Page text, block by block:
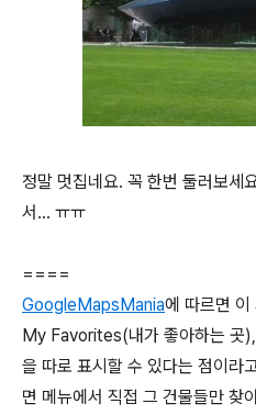
정말 멋집네요. 꼭 한번 둘러보세
서... ㅠㅠ
====
GoogleMapsMania에 따르면 이
My Favorites(내가 좋아하는 곳
을 따로 표시할 수 있다는 점이라
면 메뉴에서 직접 그 건물들만 찾